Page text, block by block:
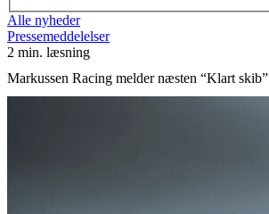
Alle nyheder
Pressemeddelelser
2 min. læsning
Markussen Racing melder næsten “Klart skib”